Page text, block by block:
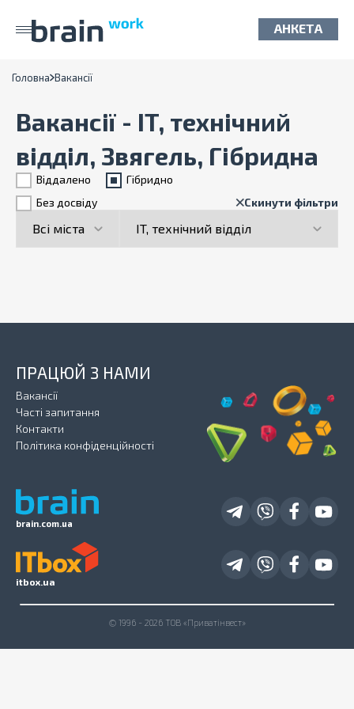
АНКЕТА
Головна Вакансії
Вакансії - IT, технічний
відділ, Звягель, Гібридна
Віддалено
Гiбридно
Без досвіду
Скинути фільтри
brain.com.ua
ПРАЦЮЙ З НАМИ
Вакансії
Часті запитання
Контакти
Політика конфіденційності
itbox.ua
© 1996 - 2026 ТОВ «Приватінвест»